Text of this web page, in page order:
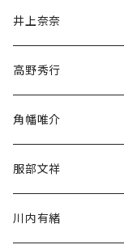
文学・小説・物語
随筆・ノンフィクション・
井上奈奈
高野秀行
角幡唯介
服部文祥
川内有緒